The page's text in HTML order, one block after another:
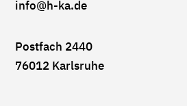
info@h-ka.de
Postfach 2440
76012 Karlsruhe